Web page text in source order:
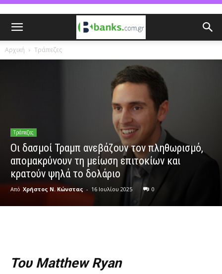
Αρχική Τράπεζες
Τράπεζες
Οι δασμοί Τραμπ ανεβάζουν τον πληθωρισμό,
απομακρύνουν τη μείωση επιτοκίων και
κρατούν ψηλά το δολάριο
Από Χρήστος Ν. Κώνστας - 16 Ιουλίου 2025 0
Του Matthew Ryan